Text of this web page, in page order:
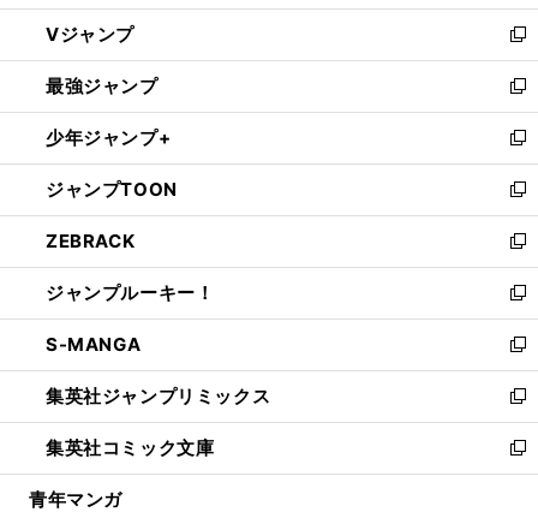
ウ
ィ
ン
ド
ウ
で
開
く
し
い
ウ
ィ
ン
ド
ウ
で
開
く
Vジャンプ
新
し
い
ウ
ィ
ン
ド
ウ
で
開
く
最強ジャンプ
新
し
い
ウ
ィ
ン
ド
ウ
で
開
く
少年ジャンプ+
新
し
い
ウ
ィ
ン
ド
ウ
で
開
く
ジャンプTOON
新
し
い
ウ
ィ
ン
ド
ウ
で
開
く
ZEBRACK
新
し
い
ウ
ィ
ン
ド
ウ
で
開
ジャンプルーキー！
新
し
い
ウ
ィ
ン
ド
ウ
S-MANGA
新
し
い
ウ
ィ
ン
集英社ジャンプリミックス
新
し
い
ウ
集英社コミック文庫
新
し
青年マンガ